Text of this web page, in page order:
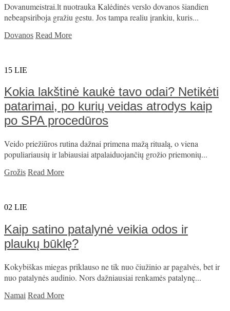
Dovanumeistrai.lt nuotrauka Kalėdinės verslo dovanos šiandien
nebeapsiriboja gražiu gestu. Jos tampa realiu įrankiu, kuris...
Dovanos Read More
15 LIE
Kokia lakštinė kaukė tavo odai? Netikėti
patarimai, po kurių veidas atrodys kaip
po SPA procedūros
Veido priežiūros rutina dažnai primena mažą ritualą, o viena
populiariausių ir labiausiai atpalaiduojančių grožio priemonių...
Grožis Read More
02 LIE
Kaip satino patalynė veikia odos ir
plaukų būklę?
Kokybiškas miegas priklauso ne tik nuo čiužinio ar pagalvės, bet ir
nuo patalynės audinio. Nors dažniausiai renkamės patalynę...
Namai Read More